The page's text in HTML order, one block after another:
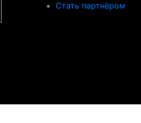
Стать партнёром